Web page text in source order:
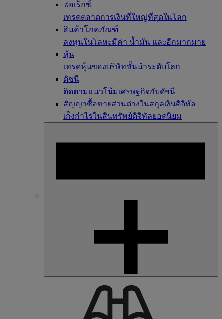
ฟอเร็กซ์
เทรดตลาดการเงินที่ใหญ่ที่สุดในโลก
สินค้าโภคภัณฑ์
ลงทุนในโลหะมีค่า น้ำมัน และอีกมากมาย
หุ้น
เทรดหุ้นของบริษัทชั้นนำระดับโลก
ดัชนี
ติดตามแนวโน้มเศรษฐกิจกับดัชนี
สัญญาซื้อขายส่วนต่างในสกุลเงินดิจิทัล
เก็งกำไรในสินทรัพย์ดิจิทัลยอดนิยม